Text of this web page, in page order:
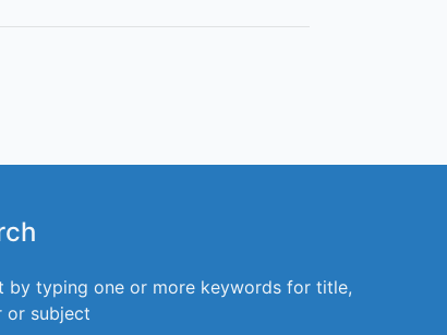
by typing one or more keywords for title,
or subject